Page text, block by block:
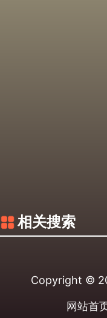
相关搜索
Copyright ©
网站首